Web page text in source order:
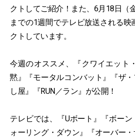
クトしてご紹介！また、6月18日（
までの1週間でテレビ放送される映
クトしています。
今週のオススメ、『クワイエット
黙』『モータルコンバット』『ザ
し屋』『RUN／ラン』が公開！
テレビでは、『Uボート』『ボー
ォーリング・ダウン』『オーバー